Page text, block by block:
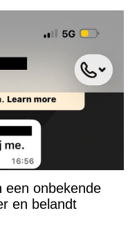
een onbekende
en belandt